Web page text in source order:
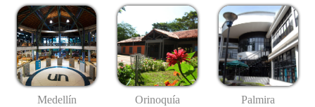
Medellín Orinoquía Palmira